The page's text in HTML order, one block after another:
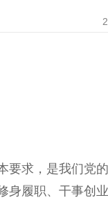
求，是我们党
身履职、干事创